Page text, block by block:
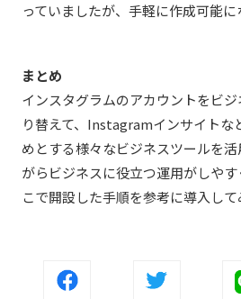
っていましたが、手軽に作成可能に
まとめ
インスタグラムのアカウントをビ
り替えて、Instagramインサイトな
めとする様々なビジネスツールを
がらビジネスに役立つ運用がしや
こで開設した手順を参考に導入して